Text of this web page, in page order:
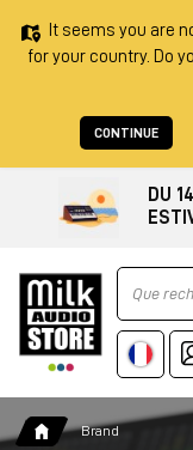
It seems you are
for your country. Do
CONTINUE
DU
Ricerca
Brand